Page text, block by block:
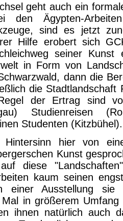
geht auch ein
den Ägypten-
sind es jetzt
Hilfe erobert sich
seiner Kunst
in Form von
dann die
die Stadtlandschaft
der Ertrag sind
Studienreisen
Studenten (Kitzbühel).
hier von
Kunst
diese
kaum seinen
einer Ausstellung sie
in größerem Umfang
ihnen natürlich auch